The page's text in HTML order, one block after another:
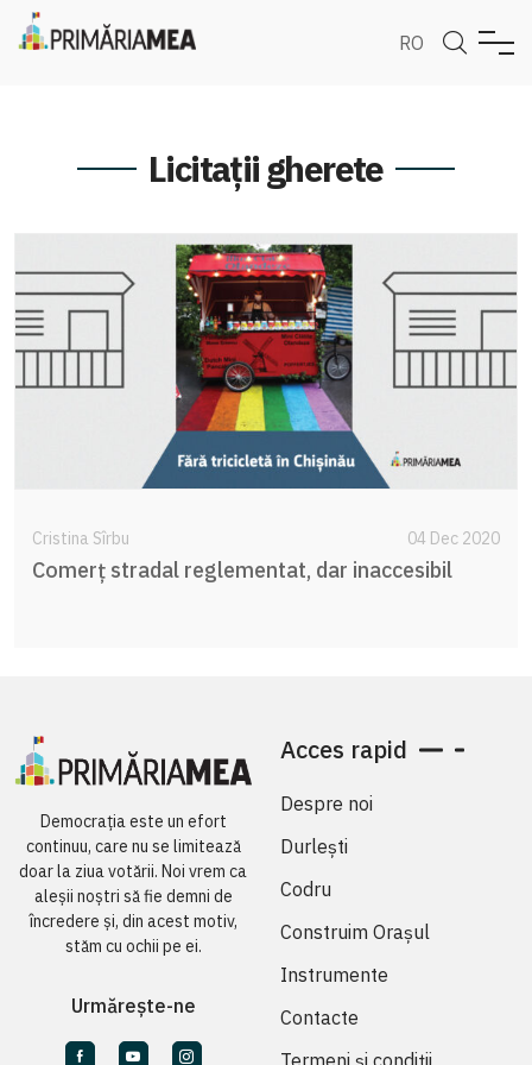
RO
Licitații gherete
Cristina Sîrbu 04 Dec 2020
Comerț stradal reglementat, dar inaccesibil
Democrația este un efort
continuu, care nu se limitează
doar la ziua votării. Noi vrem ca
aleșii noștri să fie demni de
încredere și, din acest motiv,
stăm cu ochii pe ei.
Urmărește-ne
Acces rapid
Despre noi
Durlești
Codru
Construim Orașul
Instrumente
Contacte
Termeni și condiții